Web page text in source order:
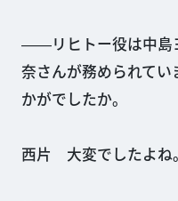
――リヒトー役は中島
奈さんが務められて
かがでしたか。
西片 大変でしたよね。